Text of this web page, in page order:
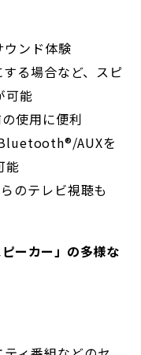
ウンド体験
る場合など、スピ
可能
使用に便利
AUXを
能
のテレビ視聴も
ーカー」の多様な